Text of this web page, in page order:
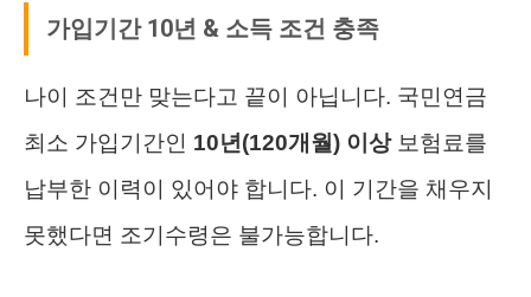
가입기간 10년 & 소득 조건 충족
나이 조건만 맞는다고 끝이 아닙니다. 국민연금
최소 가입기간인 10년(120개월) 이상보험료를
납부한 이력이 있어야 합니다. 이 기간을 채우지
못했다면 조기수령은 불가능합니다.